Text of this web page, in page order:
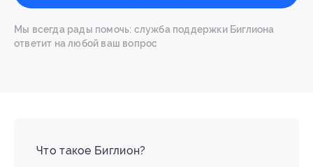
Мы всегда рады помочь: служба поддержки Биглиона
ответит на любой ваш вопрос
Что такое Биглион?